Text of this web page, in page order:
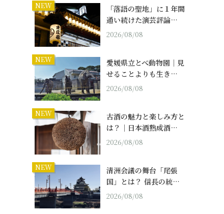
NEW
「落語の聖地」に１年間
通い続けた演芸評論…
2026/08/08
NEW
愛媛県立とべ動物園｜見
せることよりも生き…
2026/08/08
NEW
古酒の魅力と楽しみ方と
は？｜日本酒熟成酒…
2026/08/08
NEW
清洲会議の舞台「尾張
国」とは？ 信長の統…
2026/08/08